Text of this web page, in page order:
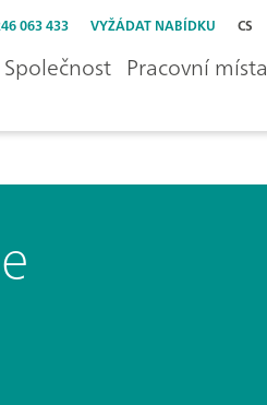
063 433 VYŽÁDAT NABÍDKU CS
Společnost Pracovní místa